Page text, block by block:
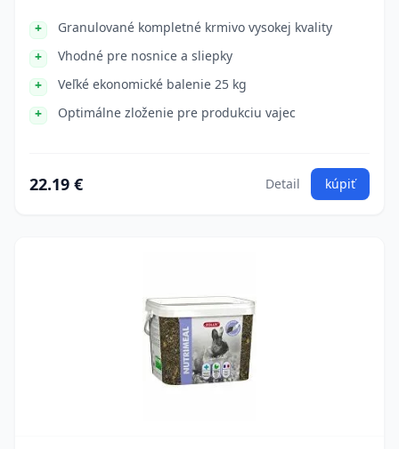
Granulované kompletné krmivo vysokej kvality
Vhodné pre nosnice a sliepky
Veľké ekonomické balenie 25 kg
Optimálne zloženie pre produkciu vajec
22.19 € Detail kúpiť